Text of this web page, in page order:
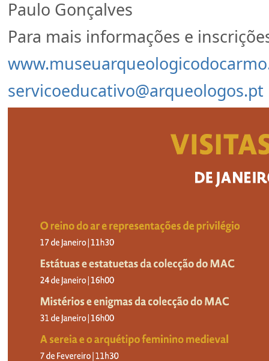
Paulo Gonçalves
Para mais informações e
servicoeducativo@arqueologos.pt